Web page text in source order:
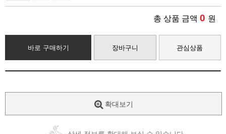
총 상품 금액 0 원
바로 구매하기 장바구니 관심상품
확대보기